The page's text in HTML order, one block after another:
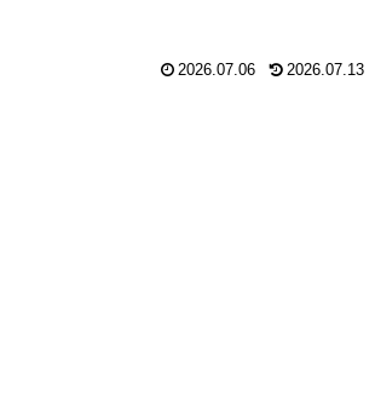
2026.07.06 2026.07.13